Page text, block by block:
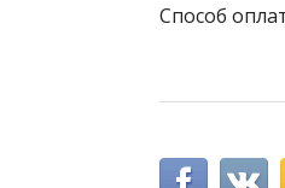
Способ